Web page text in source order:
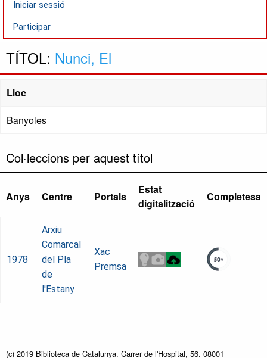
Iniciar sessió
Participar
TÍTOL: Nunci, El
Lloc
Banyoles
Col·leccions per aquest títol
Anys Centre Portals
Estat
digitalització
Completesa
1978
Arxiu
Comarcal
del Pla
de
l'Estany
Xac
Premsa
(c) 2019 Biblioteca de Catalunya. Carrer de l'Hospital, 56. 08001